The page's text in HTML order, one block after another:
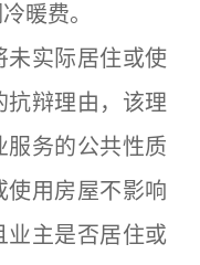
暖费。
实际居住或使
抗辩理由，该理
服务的公共性质
使用房屋不影响
业主是否居住或